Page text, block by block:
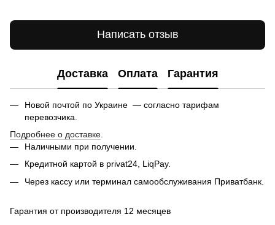
Написать отзыв
Доставка Оплата Гарантия
Новой почтой по Украине — согласно тарифам
перевозчика.
Подробнее о доставке
Наличными при получении.
Кредитной картой в privat24, LiqPay.
Через кассу или терминал самообслуживания Приватбанк.
Гарантия от производителя 12 месяцев